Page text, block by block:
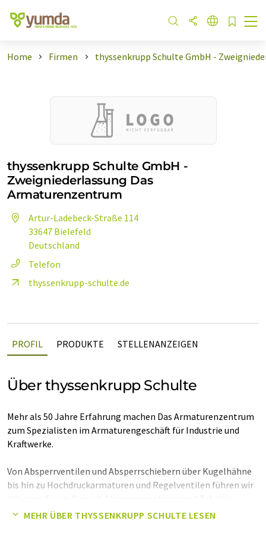
Home Firmen thyssenkrupp Schulte GmbH -
thyssenkrupp Schulte GmbH -
Zweigniederlassung Das
Armaturenzentrum
Artur-Ladebeck-Straße 114
33647 Bielefeld
Deutschland
Telefon
thyssenkrupp-schulte.de
PROFIL PRODUKTE STELLENANZEIGEN
Über thyssenkrupp Schulte
Mehr als 50 Jahre Erfahrung machen Das Armaturenzentrum
zum Spezialisten im Armaturengeschäft für Industrie und
Kraftwerke.
Von Absperrventilen und Absperrschiebern über Kugelhähne
bis hin zu Hochdruckarmaturen und Regelventilen führen wir
benötigen. Unsere Produkte kommen in den Bereichen
MEHR ÜBER THYSSENKRUPP SCHULTE LESEN